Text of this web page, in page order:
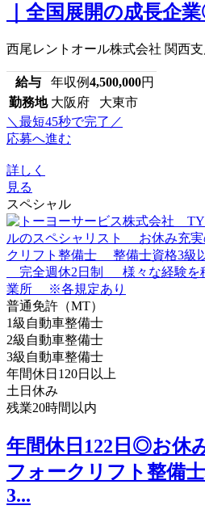
｜全国展開の成長企
西尾レントオール株式会社 関西
給与 年収例4,500,000円
勤務地 大阪府 大東市
＼最短45秒で完了／
応募へ進む
詳しく
見る
スペシャル
普通免許（MT）
1級自動車整備士
2級自動車整備士
3級自動車整備士
年間休日120日以上
土日休み
残業20時間以内
年間休日122日◎お休
フォークリフト整備
3...